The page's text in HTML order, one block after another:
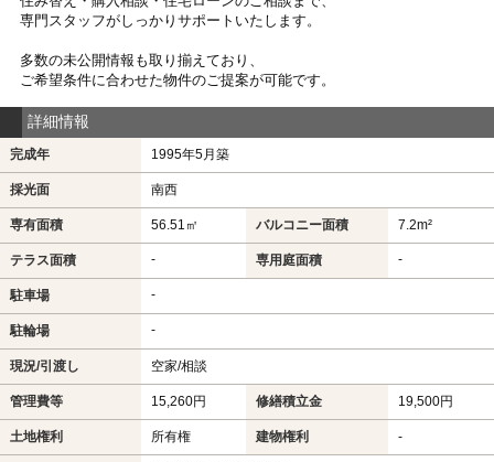
専門スタッフがしっかりサポートいたします。
多数の未公開情報も取り揃えており、
ご希望条件に合わせた物件のご提案が可能です。
詳細情報
完成年 1995年5月築
採光面 南西
専有面積 56.51㎡ バルコニー面積 7.2m²
テラス面積 - 専用庭面積 -
駐車場 -
駐輪場 -
現況/引渡し 空家/相談
管理費等 15,260円 修繕積立金 19,500円
土地権利 所有権 建物権利 -